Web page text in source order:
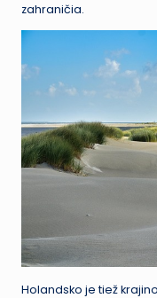
zahraničia.
Holandsko je tiež